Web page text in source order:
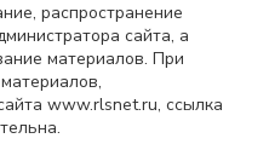
распространение
сайта, а
материалов. При
www.rlsnet.ru, ссылка